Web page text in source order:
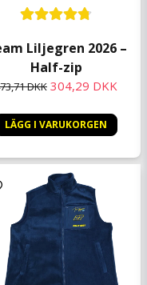
Liljegren 2026 –
Half-zip
DKK 304,29 DKK
LÄGG I VARUKORGEN